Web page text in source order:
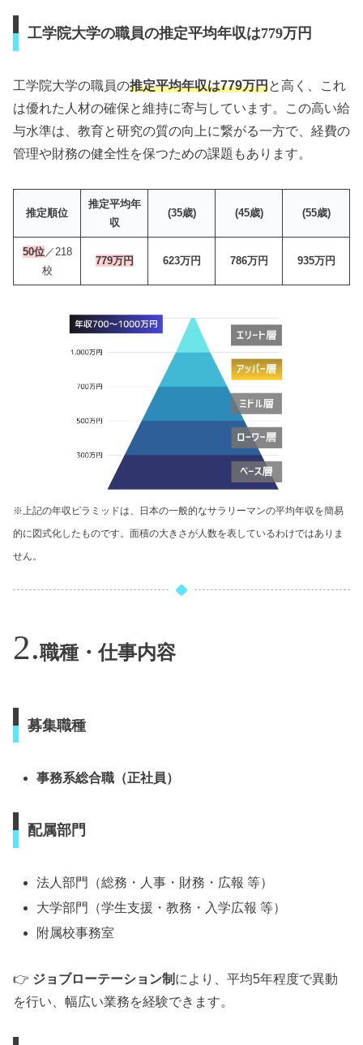
工学院大学の職員の推定平均年収は779万円
工学院大学の職員の推定平均年収は779万円と高く、これ
は優れた人材の確保と維持に寄与しています。この高い給
与水準は、教育と研究の質の向上に繋がる一方で、経費の
管理や財務の健全性を保つための課題もあります。
推定順位
推定平均年
収
(35歳) (45歳) (55歳)
50位／218
校
779万円 623万円 786万円 935万円
※上記の年収ピラミッドは、日本の一般的なサラリーマンの平均年収を簡易
的に図式化したものです。面積の大きさが人数を表しているわけではありま
せん。
職種・仕事内容
募集職種
事務系総合職（正社員）
配属部門
法人部門（総務・人事・財務・広報 等）
大学部門（学生支援・教務・入学広報 等）
附属校事務室
👉 ジョブローテーション制 により、平均5年程度で異動
を行い、幅広い業務を経験できます。